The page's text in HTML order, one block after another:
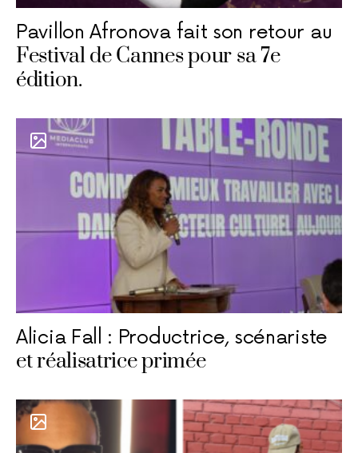
Pavillon Afronova fait son retour au
Festival de Cannes pour sa 7e
édition.
Alicia Fall : Productrice, scénariste
et réalisatrice primée